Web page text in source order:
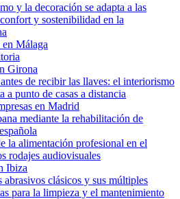
y la decoración se adapta a las
y sostenibilidad en la
Málaga
Girona
de recibir las llaves: el interiorismo
a punto de casas a distancia
en Madrid
mediante la rehabilitación de
la alimentación profesional en el
rodajes audiovisuales
Ibiza
clásicos y sus múltiples
para la limpieza y el mantenimiento